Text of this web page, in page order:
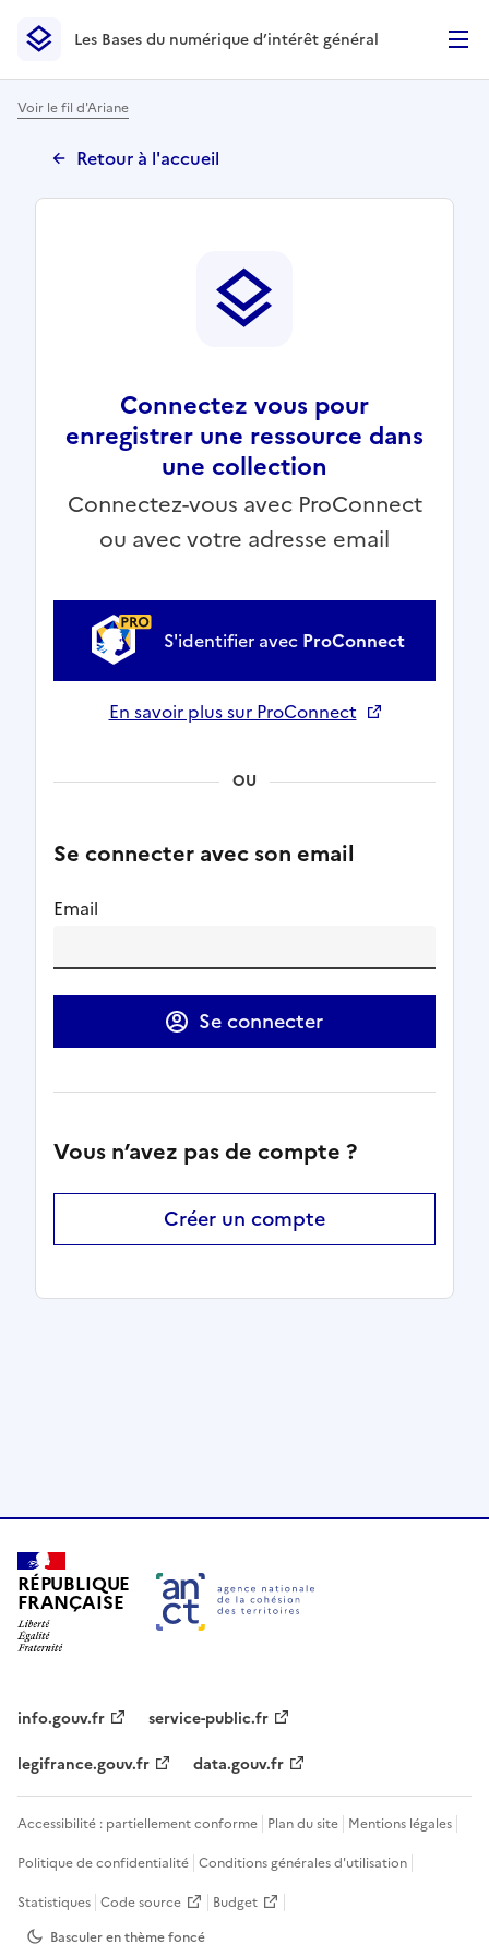
Les Bases du numérique d’intérêt général- Retour à la
Les Bases du numérique d’intérêt général
Voir le fil d'Ariane
Retour à l'accueil
Connectez vous pour
enregistrer une ressource dans
une collection
Connectez-vous avec ProConnect
ou avec votre adresse email
S'identifier avec ProConnect
En savoir plus sur ProConnect
OU
Se connecter avec son email
Email
Se connecter
Vous n’avez pas de compte ?
Créer un compte
RÉPUBLIQUE
FRANÇAISE
info.gouv.fr
service-public.fr
legifrance.gouv.fr
data.gouv.fr
Accessibilité : partiellement conforme Plan du site Mentions légales
Politique de confidentialité Conditions générales d'utilisation
Statistiques Code source
Budget
Basculer en thèmefoncé